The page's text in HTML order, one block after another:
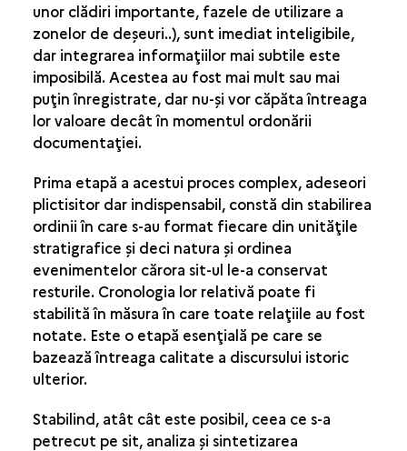
ŞTIINŢELE PĂMÂNTULUI ŞI NATURII
unor clădiri importante, fazele de utilizare a
zonelor de deşeuri..), sunt imediat inteligibile,
dar integrarea informaţiilor mai subtile este
imposibilă. Acestea au fost mai mult sau mai
puţin înregistrate, dar nu-şi vor căpăta întreaga
lor valoare decât în momentul ordonării
documentaţiei.
Prima etapă a acestui proces complex, adeseori
plictisitor dar indispensabil, constă din stabilirea
ordinii în care s-au format fiecare din unităţile
stratigrafice şi deci natura şi ordinea
evenimentelor cărora sit-ul le-a conservat
resturile. Cronologia lor relativă poate fi
stabilită în măsura în care toate relaţiile au fost
notate. Este o etapă esenţială pe care se
bazează întreaga calitate a discursului istoric
ulterior.
Stabilind, atât cât este posibil, ceea ce s-a
petrecut pe sit, analiza şi sintetizarea